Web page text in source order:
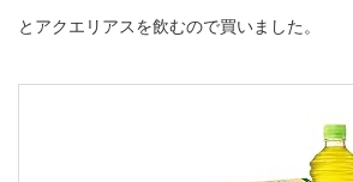
とアクエリアスを飲むので買いました。